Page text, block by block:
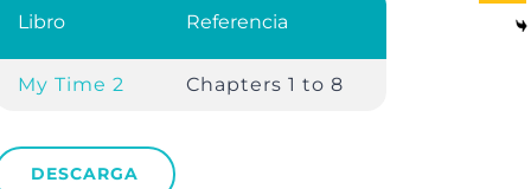
Libro Referencia
My Time 2 Chapters 1 to 8
DESCARGA